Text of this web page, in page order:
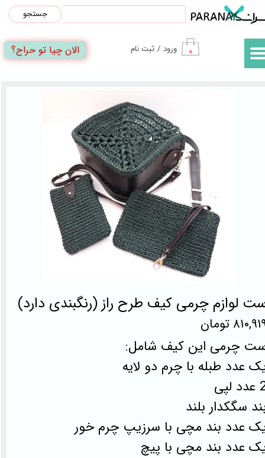
۰ ورود / ثبت نام
حساب کاربری من
تغییر گذر واژه
جستجو
الان چیا تو حراج؟
لوازم چرمی کیف طرح راز (رنگبندی دارد)
تومان
چرمی این کیف شامل:
عدد طبله با چرم دو لایه
لپی
سگکدار بلند
عدد بند مچی با سرزیپ چرم خور
عدد بند مچی با پیچ